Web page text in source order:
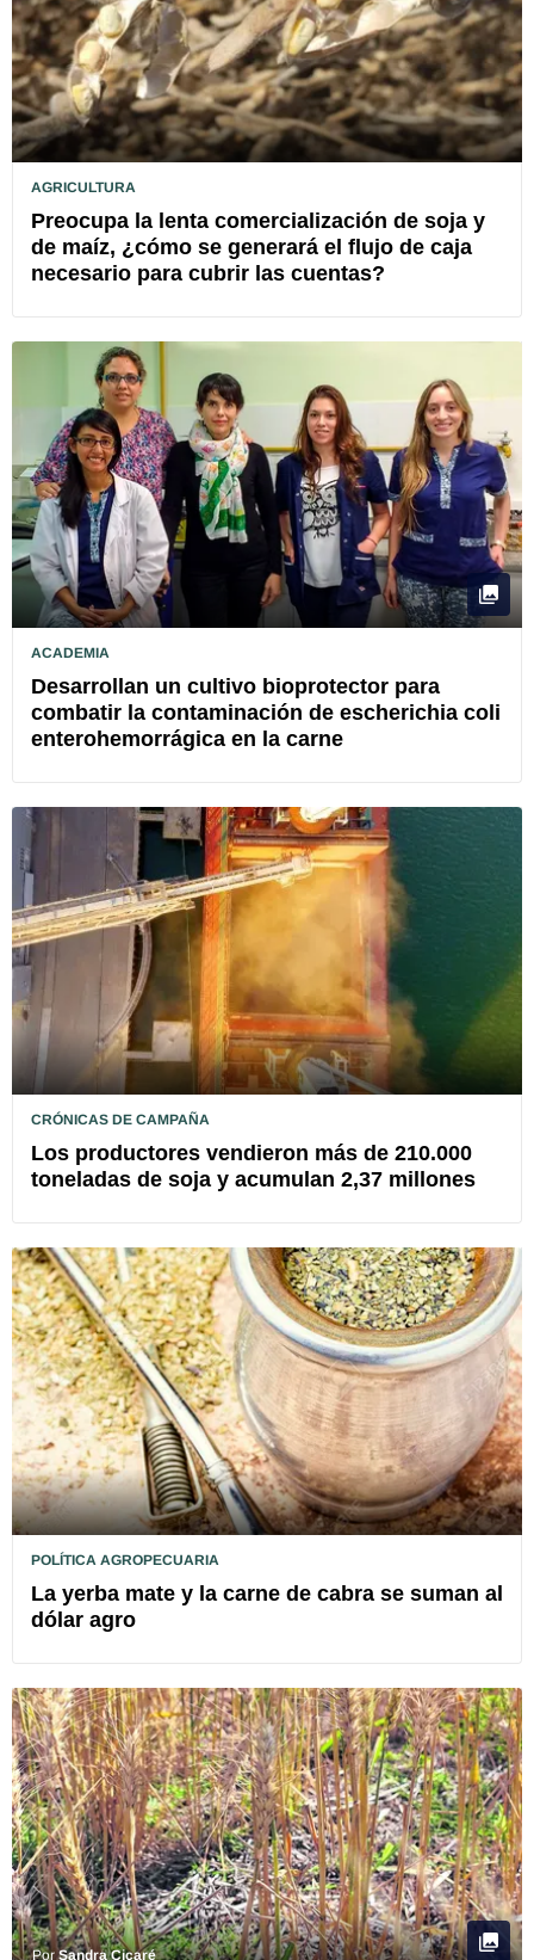
AGRICULTURA
Preocupa la lenta comercialización de soja y
de maíz, ¿cómo se generará el flujo de caja
necesario para cubrir las cuentas?
ACADEMIA
Desarrollan un cultivo bioprotector para
combatir la contaminación de escherichia coli
enterohemorrágica en la carne
CRÓNICAS DE CAMPAÑA
Los productores vendieron más de 210.000
toneladas de soja y acumulan 2,37 millones
POLÍTICA AGROPECUARIA
La yerba mate y la carne de cabra se suman al
dólar agro
PorSandra Cicaré